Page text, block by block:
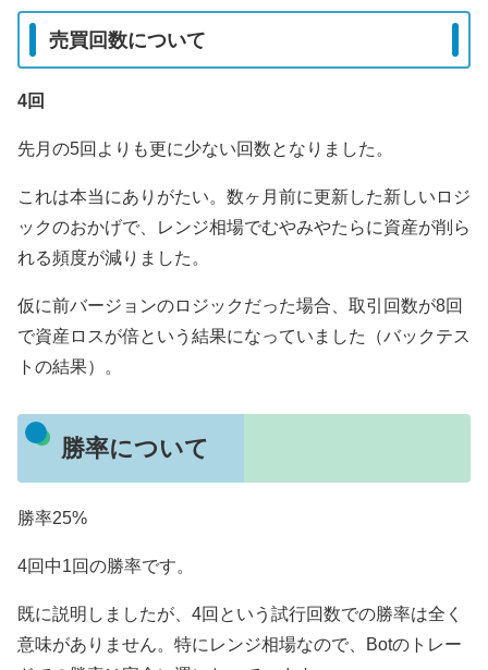
売買回数について
4回
先月の5回よりも更に少ない回数となりました。
これは本当にありがたい。数ヶ月前に更新した新しいロジ
ックのおかげで、レンジ相場でむやみやたらに資産が削ら
れる頻度が減りました。
仮に前バージョンのロジックだった場合、取引回数が8回
で資産ロスが倍という結果になっていました（バックテス
トの結果）。
勝率について
勝率25%
4回中1回の勝率です。
既に説明しましたが、4回という試行回数での勝率は全く
意味がありません。特にレンジ相場なので、Botのトレー